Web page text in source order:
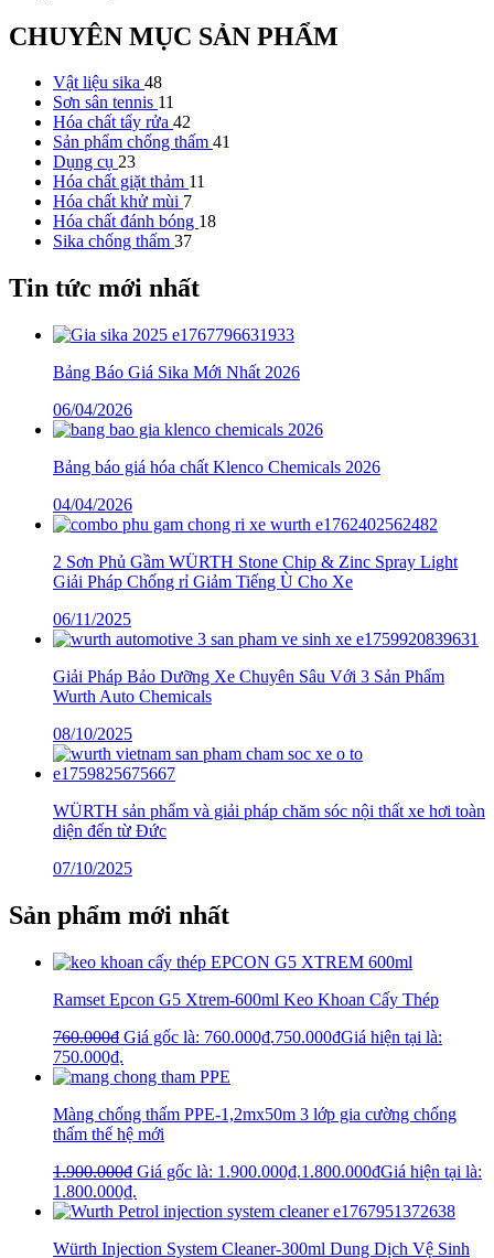
CHUYÊN MỤC SẢN PHẨM
Vật liệu sika 48
Sơn sân tennis 11
Hóa chất tẩy rửa 42
Sản phẩm chống thấm 41
Dụng cụ 23
Hóa chất giặt thảm 11
Hóa chất khử mùi 7
Hóa chất đánh bóng 18
Sika chống thấm 37
Tin tức mới nhất
Bảng Báo Giá Sika Mới Nhất 2026
06/04/2026
Bảng báo giá hóa chất Klenco Chemicals 2026
04/04/2026
2 Sơn Phủ Gầm WÜRTH Stone Chip & Zinc Spray Light
Giải Pháp Chống rỉ Giảm Tiếng Ù Cho Xe
06/11/2025
Giải Pháp Bảo Dưỡng Xe Chuyên Sâu Với 3 Sản Phẩm
Wurth Auto Chemicals
08/10/2025
WÜRTH sản phẩm và giải pháp chăm sóc nội thất xe hơi toàn
diện đến từ Đức
07/10/2025
Sản phẩm mới nhất
Ramset Epcon G5 Xtrem-600ml Keo Khoan Cấy Thép
760.000₫ Giá gốc là: 760.000₫.750.000₫Giá hiện tại là:
750.000₫.
Màng chống thấm PPE-1,2mx50m 3 lớp gia cường chống
thấm thế hệ mới
1.900.000₫ Giá gốc là: 1.900.000₫.1.800.000₫Giá hiện tại là:
1.800.000₫.
Würth Injection System Cleaner-300ml Dung Dịch Vệ Sinh